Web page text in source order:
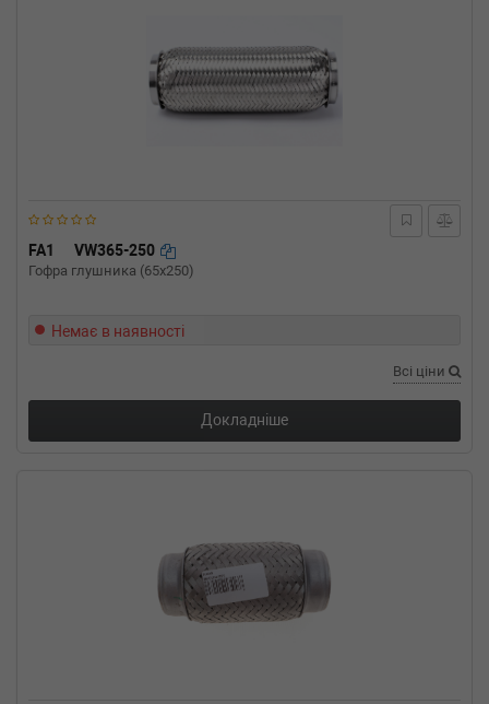
FA1 VW365-250
Гофра глушника (65x250)
Немає в наявності
Всі ціни
Докладніше